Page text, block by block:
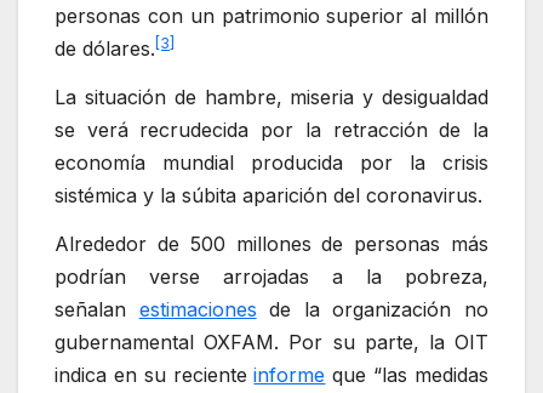
personas con un patrimonio superior al millón
de dólares. [3]
La situación de hambre, miseria y desigualdad
se verá recrudecida por la retracción de la
economía mundial producida por la crisis
sistémica y la súbita aparición del coronavirus.
Alrededor de 500 millones de personas más
podrían verse arrojadas a la pobreza,
señalan estimaciones de la organización no
gubernamental OXFAM. Por su parte, la OIT
indica en su recienteinforme que “las medidas